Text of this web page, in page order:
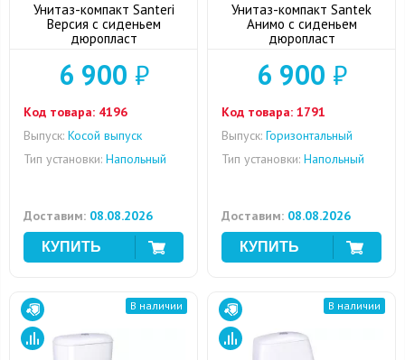
Унитаз-компакт Santeri
Версия с сиденьем
дюропласт
6 900 ₽
Код товара: 4196
Выпуск: Косой выпуск
Тип установки: Напольный
Доставим: 08.08.2026
Унитаз-компакт Santek
Анимо с сиденьем
дюропласт
6 900 ₽
Код товара: 1791
Выпуск: Горизонтальный
Тип установки: Напольный
Доставим: 08.08.2026
В наличии В наличии